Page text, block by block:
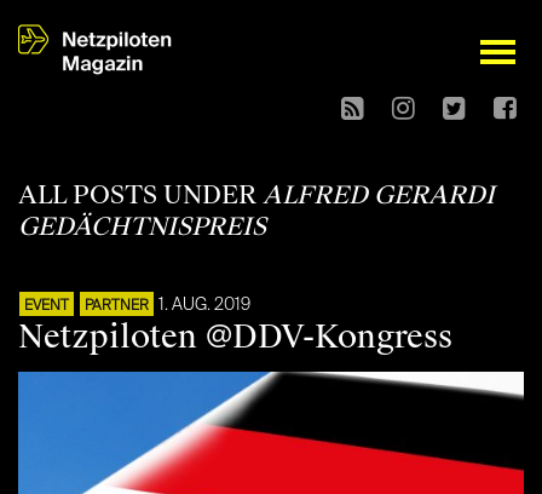
open
ALL POSTS UNDERALFRED GERARDI
GEDÄCHTNISPREIS
EVENT PARTNER 1. AUG. 2019
Netzpiloten @DDV-Kongress